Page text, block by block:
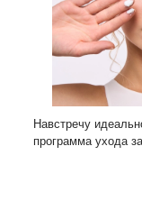
Навстречу
программа ухода